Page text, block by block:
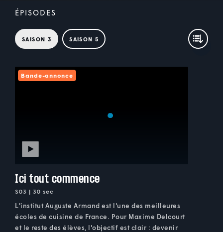
ÉPISODES
SAISON 3 SAISON 5
Bande-annonce
Ici tout commence
S03 | 30 sec
L'institut Auguste Armand est l'une des meilleures
écoles de cuisine de France. Pour Maxime Delcourt
et le reste des élèves, l'objectif est clair : devenir